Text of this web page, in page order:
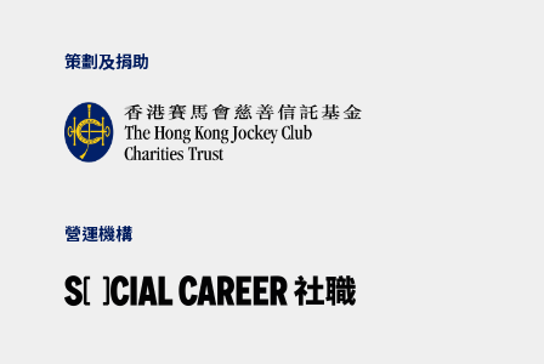
策劃及捐助
營運機構